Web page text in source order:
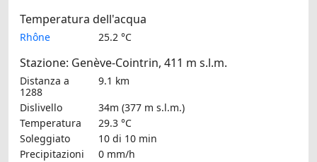
Temperatura dell'acqua
Rhône 25.2 °C
Stazione: Genève-Cointrin, 411 m s.l.m.
Distanza a
1288
9.1 km
Dislivello
34m (377 m s.l.m.)
Temperatura
29.3 °C
Soleggiato
10 di 10 min
Precipitazioni
0 mm/h